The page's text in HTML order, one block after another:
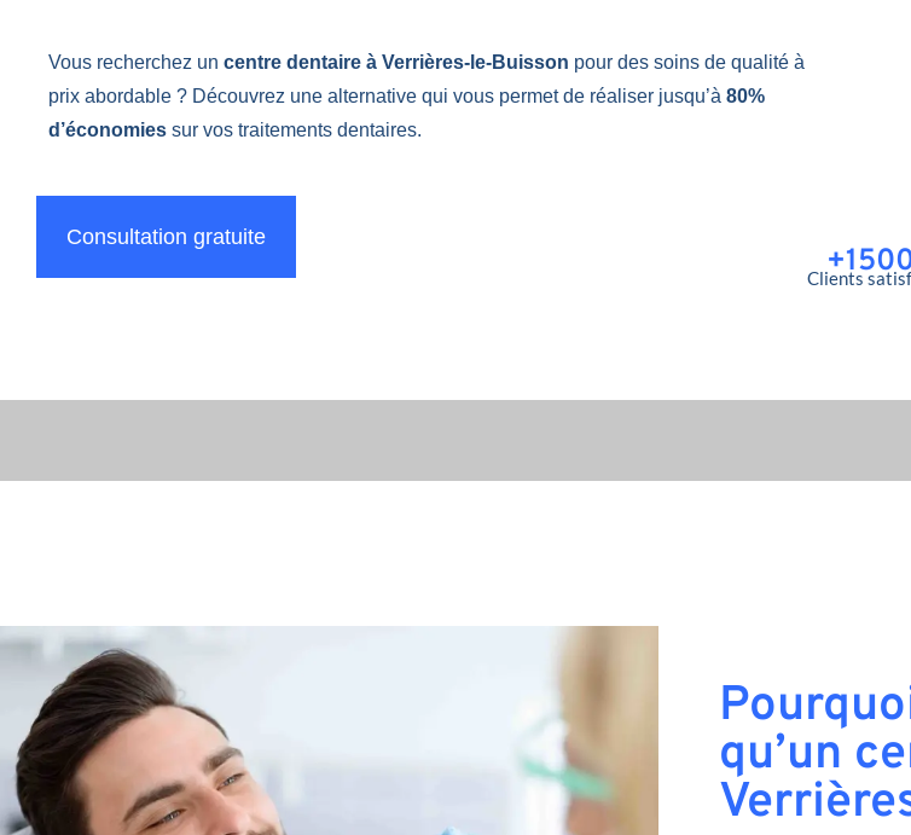
Vous recherchez un centre dentaire à Verrières-le-Buisson pour des soins de qualité à
prix abordable ? Découvrez une alternative qui vous permet de réaliser jusqu’à 80%
d’économies sur vos traitements dentaires.
Consultation gratuite
Clients
qu’un